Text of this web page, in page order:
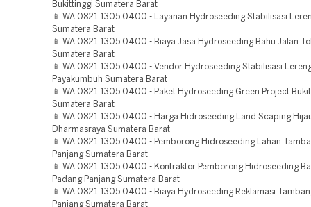
Bukittinggi Sumatera Barat
📱 WA 0821 1305 0400 - Layanan Hydroseeding Stabilisasi
Sumatera Barat
📱 WA 0821 1305 0400 - Biaya Jasa Hydroseeding Bahu Jalan
Sumatera Barat
📱 WA 0821 1305 0400 - Vendor Hydroseeding Stabilisasi
Payakumbuh Sumatera Barat
📱 WA 0821 1305 0400 - Paket Hydroseeding Green Project
Sumatera Barat
📱 WA 0821 1305 0400 - Harga Hidroseeding Land Scaping
Dharmasraya Sumatera Barat
📱 WA 0821 1305 0400 - Pemborong Hidroseeding Lahan
Panjang Sumatera Barat
📱 WA 0821 1305 0400 - Kontraktor Pemborong Hidroseeding
Padang Panjang Sumatera Barat
📱 WA 0821 1305 0400 - Biaya Hydroseeding Reklamasi
Panjang Sumatera Barat